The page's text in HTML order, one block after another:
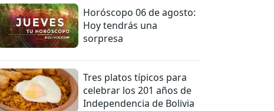
Horóscopo 06 de agosto:
Hoy tendrás una
sorpresa
Tres platos típicos para
celebrar los 201 años de
Independencia de Bolivia